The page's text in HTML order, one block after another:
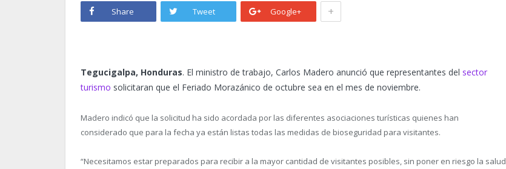
Share Tweet Google+ +
Tegucigalpa, Honduras. El ministro de trabajo, Carlos Madero anunció que representantes del sector
turismo solicitaran que el Feriado Morazánico de octubre sea en el mes de noviembre.
Madero indicó que la solicitud ha sido acordada por las diferentes asociaciones turísticas quienes han
considerado que para la fecha ya están listas todas las medidas de bioseguridad para visitantes.
“Necesitamos estar preparados para recibir a la mayor cantidad de visitantes posibles, sin poner en riesgo la salud